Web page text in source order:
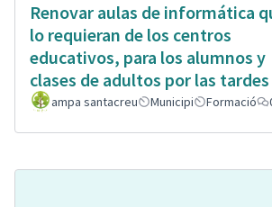
Renovar aulas de informática
lo requieran de los centros
educativos, para los alumnos y
clases de adultos por las tardes
ampa santacreu Municipi Formació